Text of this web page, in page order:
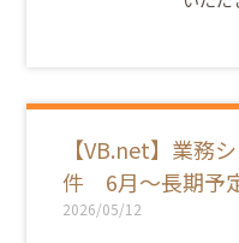
【VB.net】業務
件 6月～長期予
2026/05/12